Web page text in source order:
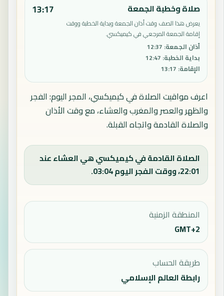
صلاة وخطبة الجمعة
يعرض هذا الصف وقت أذان الجمعة وبداية الخطبة ووقت
إقامة الجمعة المرجعي في كيميكسي.
أذان الجمعة:
12:37
بداية الخطبة:
12:47
الإقامة:
13:17
13:17
اعرف مواقيت الصلاة في كيميكسي، المجر اليوم: الفجر
والظهر والعصر والمغرب والعشاء، مع وقت الأذان
والصلاة القادمة واتجاه القبلة.
الصلاة القادمة في كيميكسي هي العشاء عند
22:01، ووقت الفجر اليوم 03:04.
المنطقة الزمنية
GMT+2
طريقة الحساب
رابطة العالم الإسلامي